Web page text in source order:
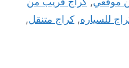
للسياره, كراج متنقل,